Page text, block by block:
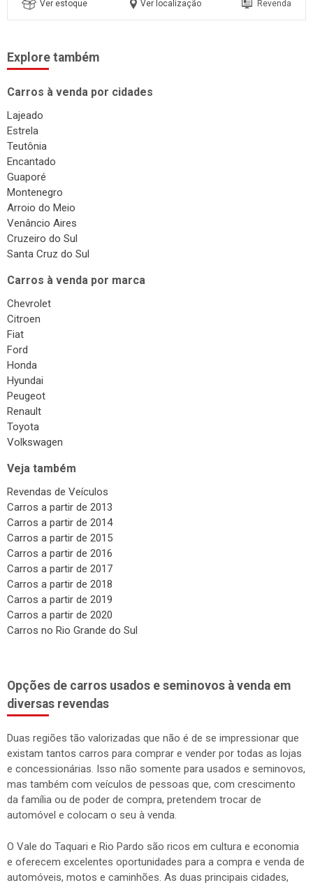
Ver estoque Ver localização Revenda
Explore também
Carros à venda por cidades
Lajeado
Estrela
Teutônia
Encantado
Guaporé
Montenegro
Arroio do Meio
Venâncio Aires
Cruzeiro do Sul
Santa Cruz do Sul
Carros à venda por marca
Chevrolet
Citroen
Fiat
Ford
Honda
Hyundai
Peugeot
Renault
Toyota
Volkswagen
Veja também
Revendas de Veículos
Carros a partir de 2013
Carros a partir de 2014
Carros a partir de 2015
Carros a partir de 2016
Carros a partir de 2017
Carros a partir de 2018
Carros a partir de 2019
Carros a partir de 2020
Carros no Rio Grande do Sul
Opções de carros usados e seminovos à venda em
diversas revendas
Duas regiões tão valorizadas que não é de se impressionar que
existam tantos carros para comprar e vender por todas as lojas
e concessionárias. Isso não somente para usados e seminovos,
mas também com veículos de pessoas que, com crescimento
da família ou de poder de compra, pretendem trocar de
automóvel e colocam o seu à venda.
O Vale do Taquari e Rio Pardo são ricos em cultura e economia
e oferecem excelentes oportunidades para a compra e venda de
automóveis, motos e caminhões. As duas principais cidades,